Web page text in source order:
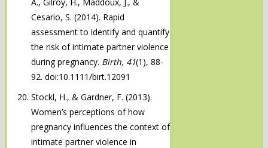
Cesario, S. (2014). Rapid
assessment to identify and quantify
the risk of intimate partner violence
during pregnancy. Birth, 41(1), 88-
92. doi:10.1111/birt.12091
Stockl, H., & Gardner, F. (2013).
Women’s perceptions of how
pregnancy influences the context of
intimate partner violence in